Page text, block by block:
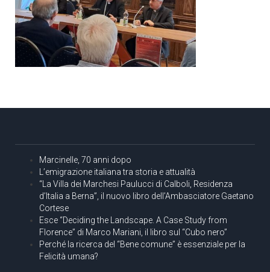
Marcinelle, 70 anni dopo
L’emigrazione italiana tra storia e attualità
“La Villa dei Marchesi Paulucci di Calboli, Residenza
d’Italia a Berna”, il nuovo libro dell’Ambasciatore Gaetano
Cortese
Esce “Deciding the Landscape. A Case Study from
Florence” di Marco Mariani, il libro sul “Cubo nero”
Perché la ricerca del “Bene comune” è essenziale per la
Felicità umana?